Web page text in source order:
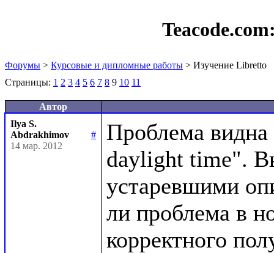
Форумы > Курсовые и дипломные работы > Изучение Libretto
Страницы: 1 2 3 4 5 6 7 8 9 10 11
Автор
Ilya S.
Abdrakhimov
#
14 мар. 2012
Проблема
daylight time".
устаревшими
ли проблема в
корректного